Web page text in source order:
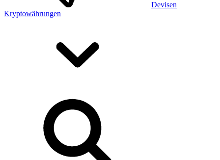
Devisen
Kryptowährungen